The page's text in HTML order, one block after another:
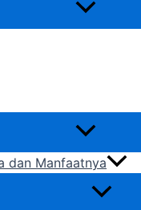
dan Manfaatnya